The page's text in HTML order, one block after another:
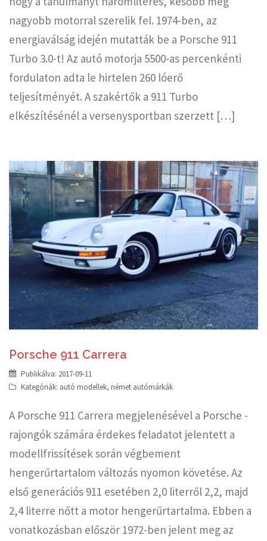
nagyobb motorral szerelik fel. 1974-ben, az
energiaválság idején mutatták be a Porsche 911
Turbo 3.0-t! Az autó motorja 5500-as percenkénti
fordulaton adta le hirtelen 260 lóerő
teljesítményét. A szakértők a 911 Turbo
elkészítésénél a versenysportban szerzett […]
Porsche 911 Carrera
Publikálva: 2017-09-11
Kategóriák: autó modellek, német autómárkák
A Porsche 911 Carrera megjelenésével a Porsche -
rajongók számára érdekes feladatot jelentett a
modellfrissítések során végbement
hengerűrtartalom változás nyomon követése. Az
első generációs 911 esetében 2,0 literről 2,2, majd
2,4 literre nőtt a motor hengerűrtartalma. Ebben a
vonatkozásban először 1972-ben jelent meg az